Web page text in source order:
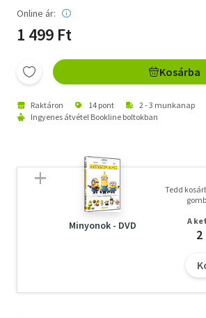
Online ár:
1 499 Ft
Kosárba
Raktáron 14 pont
2 - 3 munkanap
Ingyenes átvétel Bookline boltokban
Minyonok - DVD
Tedd
A
2